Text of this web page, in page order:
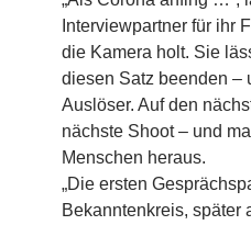
Interviewpartner für ihr
die Kamera holt. Sie
diesen Satz beenden –
Auslöser. Auf den
nächste Shoot – und
Menschen heraus.
„Die ersten
Bekanntenkreis, später